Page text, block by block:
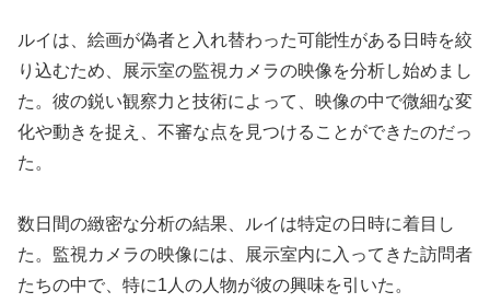
ルイは、絵画が偽者と入れ替わった可能性がある日時を絞
り込むため、展示室の監視カメラの映像を分析し始めまし
た。彼の鋭い観察力と技術によって、映像の中で微細な変
化や動きを捉え、不審な点を見つけることができたのだっ
た。
数日間の緻密な分析の結果、ルイは特定の日時に着目し
た。監視カメラの映像には、展示室内に入ってきた訪問者
たちの中で、特に1人の人物が彼の興味を引いた。